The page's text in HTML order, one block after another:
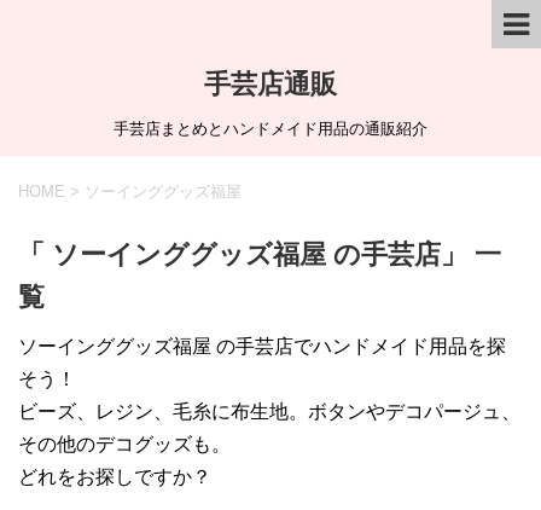
手芸店通販
手芸店まとめとハンドメイド用品の通販紹介
HOME > ソーインググッズ福屋
「 ソーインググッズ福屋 の手芸店」 一
覧
ソーインググッズ福屋 の手芸店でハンドメイド用品を探
そう！
ビーズ、レジン、毛糸に布生地。ボタンやデコパージュ、
その他のデコグッズも。
どれをお探しですか？